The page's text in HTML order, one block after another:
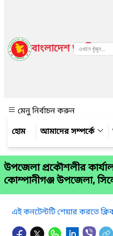
বাংলাদেশ জাতীয়
মেনু নির্বাচন করুন
আমাদের সম্পর্কে
উপজেলা প্রকৌশলীর
কোম্পানীগঞ্জ উপজেলা,
এই কনটেন্টটি শেয়ার করতে